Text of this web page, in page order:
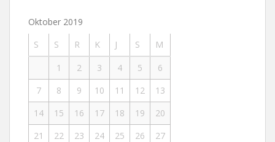
Oktober 2019
S
S R K J S
M
1
2 3 4 5
6
7
8 9 10 11 12
13
14
15 16 17 18 19
20
21
22 23 24 25 26
27